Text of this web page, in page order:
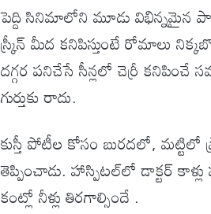
పెద్ది సినిమాలోని మూడు విభిన్నమైన
స్క్రీన్ మీద కనిపిస్తుంటే రోమాలు
దగ్గర పనిచేసే సీన్లలో చెర్రీ
గుర్తుకు రాదు.
కుస్తీ పోటీల కోసం బురదలో, మట్టిలో
తెప్పించాడు. హాస్పిటల్‌లో డాక్టర్
కంట్లో నీళ్లు తిరగాల్సిందే .